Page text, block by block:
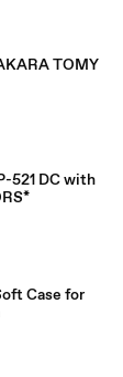
TOMY
521 DC with
Case for